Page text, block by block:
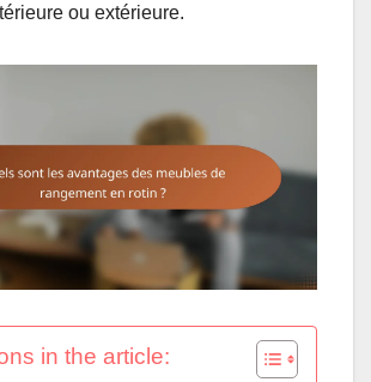
ou extérieure.
in the article: